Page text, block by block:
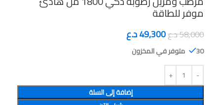
موفر للطاقة
58,000د.ع49,300د.ع
30 متوفر في المخزون
إضافة إلى السلة